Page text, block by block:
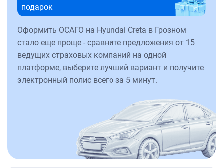
подарок
Оформить ОСАГО на Hyundai Creta в Грозном
стало еще проще - сравните предложения от 15
ведущих страховых компаний на одной
платформе, выберите лучший вариант и получите
электронный полис всего за 5 минут.